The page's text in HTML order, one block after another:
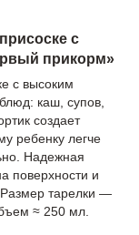
с
прикорм»
с высоким
каш, супов,
создает
ребенку легче
Надежная
поверхности и
тарелки —
≈ 250 мл.